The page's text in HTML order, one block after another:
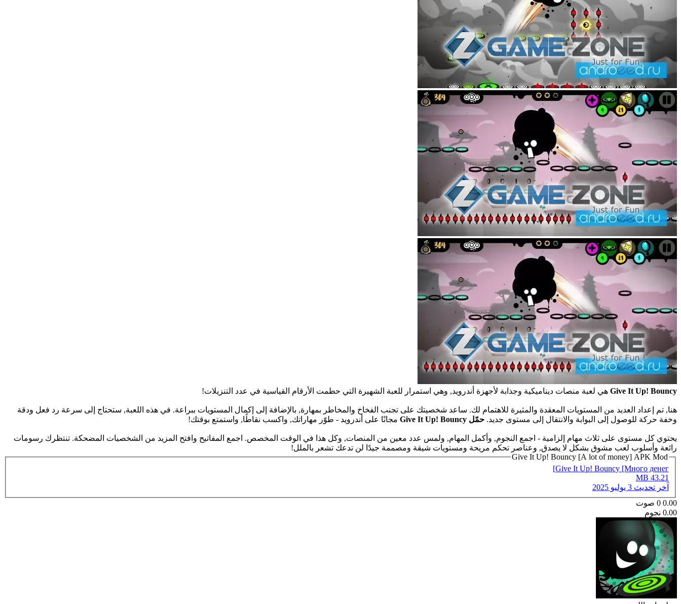
Give It Up! Bouncy هي لعبة منصات ديناميكية وجذابة لأجهزة أندرويد, وهي استمرار للعبة الشهيرة التي حطمت الأرقام القياسية في عدد التنزيلات!
هنا, تم إعداد العديد من المستويات المعقدة والمثيرة للاهتمام لك. ساعد شخصيتك على تجنب الفخاخ والمخاطر بمهارة, بالإضافة إلى إكمال المستويات ببراعة. في هذه اللعبة, ستحتاج إلى سرعة رد فعل ودقة
وخفة حركة للوصول إلى البوابة والانتقال إلى مستوى جديد. حمّل Give It Up! Bouncy مجانًا على أندرويد - طوّر مهاراتك, واكسب نقاطًا, واستمتع بوقتك!
يحتوي كل مستوى على ثلاث مهام إلزامية - اجمع النجوم, وأكمل المهام, ولمس عدد معين من المنصات, وكل هذا في الوقت المخصص. اجمع المفاتيح وافتح المزيد من الشخصيات المضحكة. تنتظرك رسومات
رائعة وأسلوب لعب مشوق بشكل لا يصدق, وعناصر تحكم مريحة ومستويات شيقة ومصممة جيدًا لن تدعك تشعر بالملل!
Give It Up! Bouncy [A lot of money] APK Mod
Give It Up! Bouncy [Много денег]
43.21 MB
آخر تحديث 3 يوليو 2025
0.00
0 صوت
0.00 نجوم